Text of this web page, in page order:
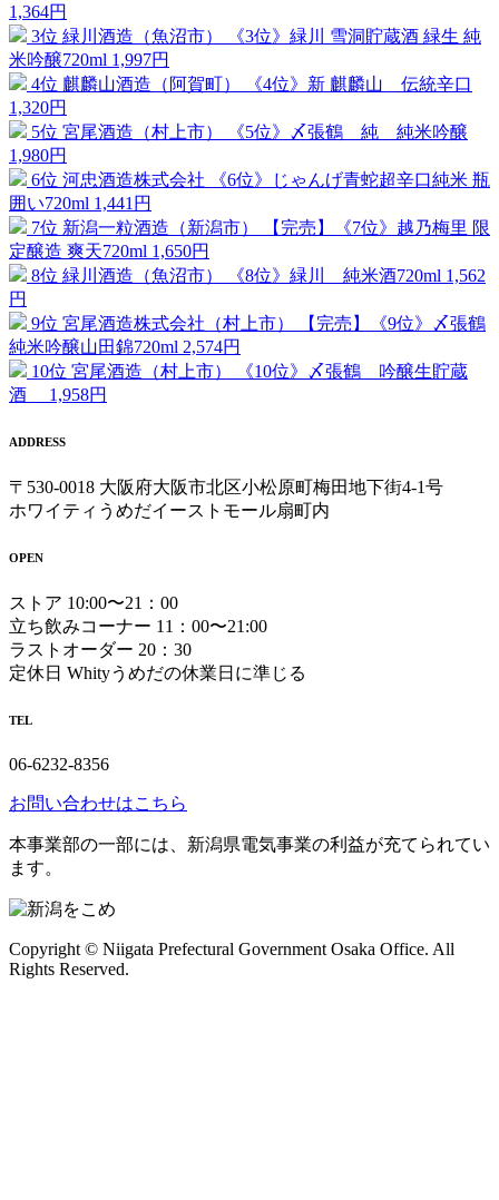
1,364円
3位 緑川酒造（魚沼市）
《3位》緑川 雪洞貯蔵酒 緑生 純
米吟醸720ml 1,997円
4位 麒麟山酒造（阿賀町）
《4位》新 麒麟山 伝統辛口
1,320円
5位 宮尾酒造（村上市）
《5位》〆張鶴 純 純米吟醸
1,980円
6位 河忠酒造株式会社
《6位》じゃんげ青蛇超辛口純米 瓶
囲い720ml 1,441円
7位 新潟一粒酒造（新潟市）
【完売】《7位》越乃梅里 限
定醸造 爽天720ml 1,650円
8位 緑川酒造（魚沼市） 《8位》緑川 純米酒720ml 1,562
円
9位 宮尾酒造株式会社（村上市）
【完売】《9位》〆張鶴
純米吟醸山田錦720ml 2,574円
10位 宮尾酒造（村上市）
《10位》〆張鶴 吟醸生貯蔵
酒
1,958円
ADDRESS
〒530-0018 大阪府大阪市北区小松原町梅田地下街4-1号
ホワイティうめだイーストモール扇町内
OPEN
ストア 10:00〜21：00
立ち飲みコーナー 11：00〜21:00
ラストオーダー 20：30
定休日 Whityうめだの休業日に準じる
TEL
06-6232-8356
お問い合わせはこちら
本事業部の一部には、新潟県電気事業の利益が充てられてい
ます。
Copyright © Niigata Prefectural Government Osaka Office. All
Rights Reserved.